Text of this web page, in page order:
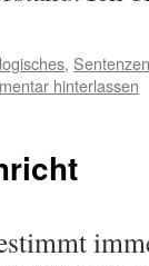
, Sentenzen
hinterlassen